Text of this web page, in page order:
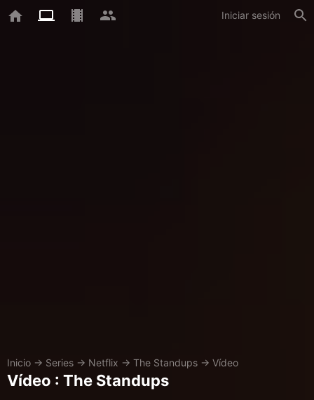
Iniciar sesión
Inicio → Series → Netflix → The Standups → Vídeo
Vídeo : The Standups